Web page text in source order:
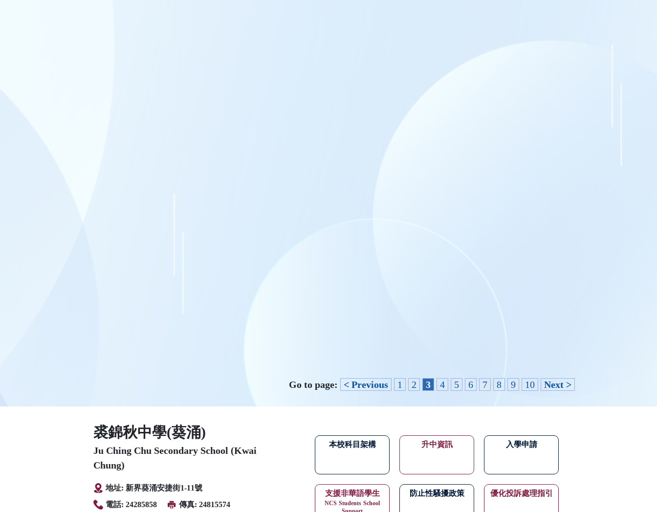
Go to page: < Previous 1 2 3 4 5 6 7 8 9 10 Next >
本校科目架構 升中資訊 入學申請
支援非華語學生
NCS Students School
防止性騷擾政策 優化投訴處理指引
裘錦秋中學(葵涌)
Ju Ching Chu Secondary School (Kwai
Chung)
地址: 新界葵涌安捷街1-11號
電話: 24285858
傳真: 24815574